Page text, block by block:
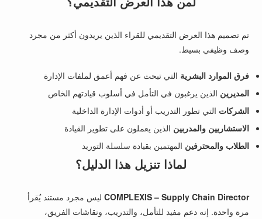
تم تصميم هذا العرض التقديمي للقراء الذين يريدون أكثر من مجرد
وصف وظيفي بسيط.
فرق الموارد البشرية التي تبحث عن فهم أعمق لملفات الإدارة
المديرين الذين يرغبون في التأمل في أسلوب قيادتهم الخاص
الشركات التي تطور التدريب أو أدوات الإدارة الداخلية
الاستشاريين والمدربين الذين يعملون على تطوير القيادة
الطلاب والمحترفين المهتمين بقيادة سلسلة التوريد
لماذا تنزيل هذا الدليل؟
COMPLEXIS – Supply Chain Director ليس مجرد مستند يُقرأ
مرة واحدة. إنه دعم مفيد للتأمل، والتدريب، ونقاشات الفريق،